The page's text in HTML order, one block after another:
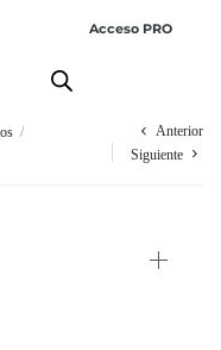
Acceso PRO
/
Anterior
Siguiente